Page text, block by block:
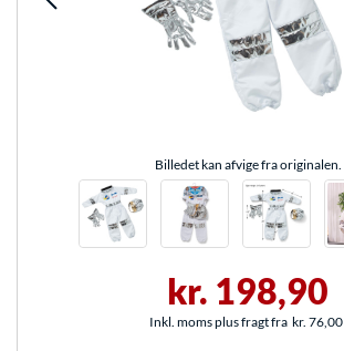
Billedet kan afvige fra originalen.
kr. 198,90
Inkl. moms plus fragt fra kr. 76,00